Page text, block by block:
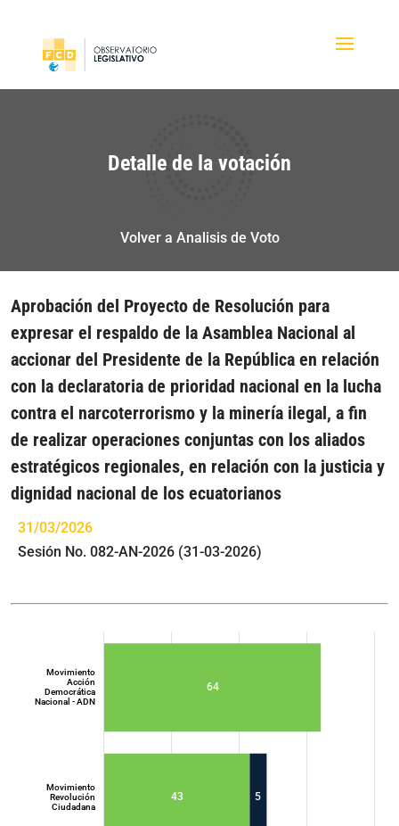
Detalle de la votación
Volver a Analisis de Voto
Aprobación del Proyecto de Resolución para
expresar el respaldo de la Asamblea Nacional al
accionar del Presidente de la República en relación
con la declaratoria de prioridad nacional en la lucha
contra el narcoterrorismo y la minería ilegal, a fin
de realizar operaciones conjuntas con los aliados
estratégicos regionales, en relación con la justicia y
dignidad nacional de los ecuatorianos
31/03/2026
Sesión No. 082-AN-2026 (31-03-2026)
43
64
5
Movimiento
Revolución
Ciudadana
Movimiento
Acción
Democrática
Nacional - ADN